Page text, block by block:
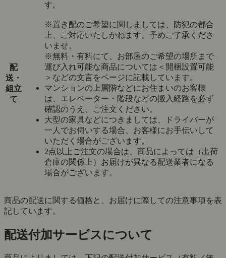
配
送・
組立
て
す。
※置き配のご希望に関しましては、防犯の都合
上、ご対応いたしかねます。予めご了承くださ
いませ。
※無料・有料にて、お部屋のご希望の場所まで
運び入れ可能な商品については＜開梱設置可能
＞などの文言をページに記載しています。
マンションの上層階などにお住まいのお客様
は、エレベーター・階段などの搬入経路を必ず
確認のうえ、ご注文ください。
大型の家具などにつきましては、ドライバーが
一人でお伺いする場合、お客様にお手伝いして
いただく場合がございます。
2点以上ご注文の場合は、商品によっては（出荷
倉庫の関係上）お届けが異なる配送業者になる
場合がございます。
商品の配送に関する価格と、お届けに際しての注意事項を表
記しています。
配送付加サービスについて